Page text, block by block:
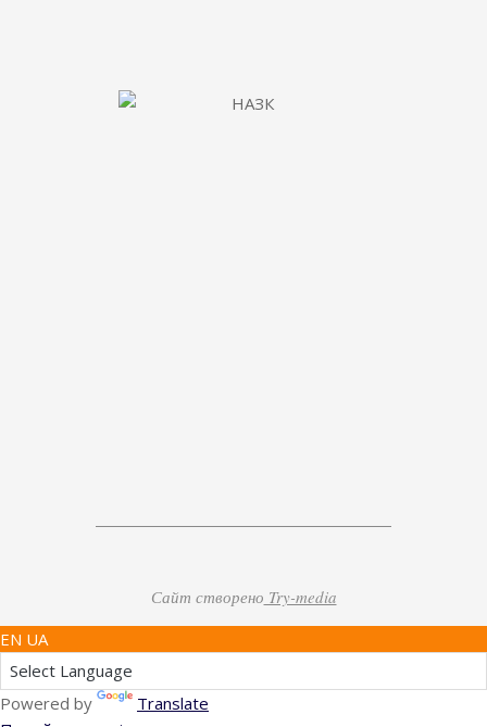
Сайт створено Try-media
EN UA
Powered by
Translate